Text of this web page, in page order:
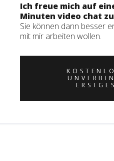
Ich freue mich auf
Minuten video chat
Sie können dann besser
mit mir arbeiten wollen.